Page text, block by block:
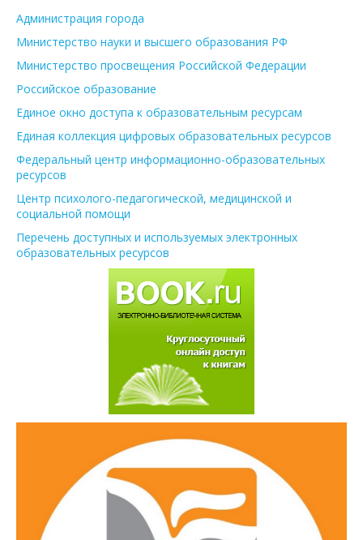
Администрация города
Министерство науки и высшего образования РФ
Министерство просвещения Российской Федерации
Российское образование
Единое окно доступа к образовательным ресурсам
Единая коллекция цифровых образовательных ресурсов
Федеральный центр информационно-образовательных
ресурсов
Центр психолого-педагогической, медицинской и
социальной помощи
Перечень доступных и используемых электронных
образовательных ресурсов